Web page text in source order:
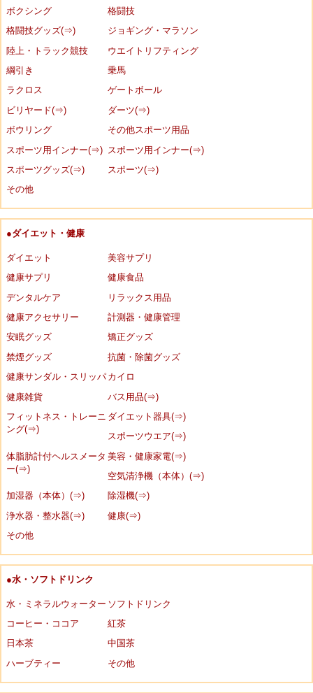
ボクシング
格闘技
格闘技グッズ(⇒)
ジョギング・マラソン
陸上・トラック競技
ウエイトリフティング
綱引き
乗馬
ラクロス
ゲートボール
ビリヤード(⇒)
ダーツ(⇒)
ボウリング
その他スポーツ用品
スポーツ用インナー(⇒)
スポーツ用インナー(⇒)
スポーツグッズ(⇒)
スポーツ(⇒)
その他
●ダイエット・健康
ダイエット
美容サプリ
健康サプリ
健康食品
デンタルケア
リラックス用品
健康アクセサリー
計測器・健康管理
安眠グッズ
矯正グッズ
禁煙グッズ
抗菌・除菌グッズ
健康サンダル・スリッパ カイロ
健康雑貨
バス用品(⇒)
フィットネス・トレーニ
ング(⇒)
ダイエット器具(⇒)
スポーツウエア(⇒)
体脂肪計付ヘルスメータ
ー(⇒)
美容・健康家電(⇒)
空気清浄機（本体）(⇒)
加湿器（本体）(⇒)
除湿機(⇒)
浄水器・整水器(⇒)
健康(⇒)
その他
●水・ソフトドリンク
水・ミネラルウォーター ソフトドリンク
コーヒー・ココア
紅茶
日本茶
中国茶
ハーブティー
その他